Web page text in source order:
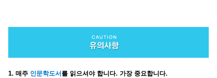
1. 매주 인문학도서 를 읽으셔야 합니다. 가장 중요합니다.